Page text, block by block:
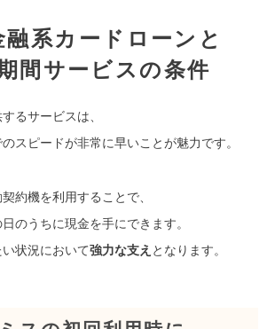
融系カードローンと
間サービスの条件
るサービスは、
スピードが非常に早いことが魅力です。
約機を利用することで、
のうちに現金を手にできます。
状況において強力な支え となります。